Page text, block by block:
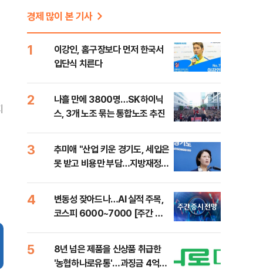
경제 많이 본 기사
1
이강인, 홈구장보다 먼저 한국서
입단식 치른다
2
나흘 만에 3800명…SK하이닉
스, 3개 노조 묶는 통합노조 추진
3
추미애 "산업 키운 경기도, 세입은
못 받고 비용만 부담…지방재정
4
변동성 잦아드나…AI 실적 주목,
코스피 6000~7000 [주간 증
5
8년 넘은 제품을 신상품 취급한
'농협하나로유통'…과징금 4억